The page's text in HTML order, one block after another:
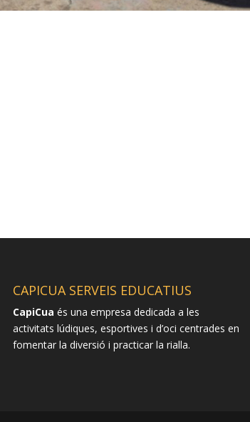
CAPICUA SERVEIS EDUCATIUS
CapiCua és una empresa dedicada a les
activitats lúdiques, esportives i d’oci centrades en
fomentar la diversió i practicar la rialla.